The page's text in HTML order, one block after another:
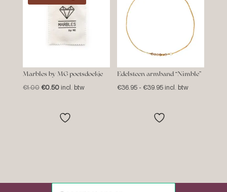
Marbles by MG poetsdoekje
€1.00 Oorspronkelijke
€0.50Huidige
is:
incl. btw
Edelsteen armband “Nimble”
€36.95 - €39.95Prijsklasse:
tot
incl. btw